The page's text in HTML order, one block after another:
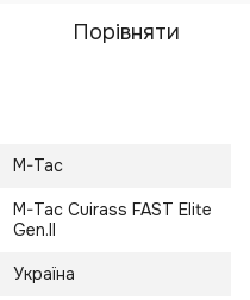
Порівняти
M-Tac
M-Tac Cuirass FAST Elite
Gen.II
Україна